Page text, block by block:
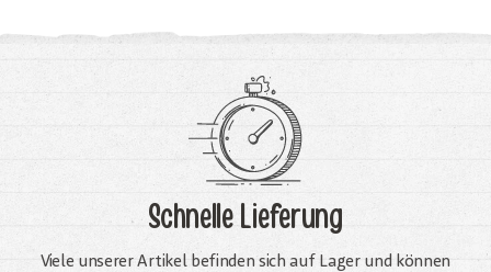
Schnelle Lieferung
Viele unserer Artikel befinden sich auf Lager und können